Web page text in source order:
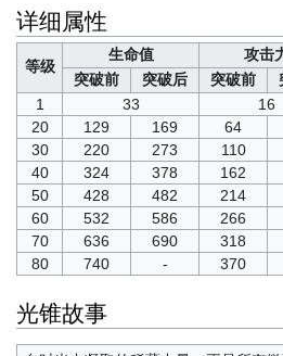
详细属性
等级
生命值 攻击
突破前
突破后 突破前
1
33 16
20
129 169 64
30
220 273 110
40
324 378 162
50
428 482 214
60
532 586 266
70
636 690 318
80
740 - 370
光锥故事